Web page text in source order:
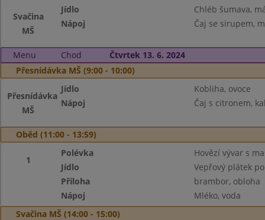
Svačina
MŠ
Jídlo
Chléb šumava,
Nápoj
Čaj se sirupem,
Menu Chod
Čtvrtek 13. 6. 2024
Přesnídávka MŠ (9:00 - 10:00)
Přesnídávka
MŠ
Jídlo
Kobliha, ovoce
Nápoj
Čaj s citronem,
Oběd (11:00 - 13:59)
1
Polévka
Hovězí vývar s
Jídlo
Vepřový plátek
Příloha
brambor, obloha
Nápoj
Mléko, voda
Svačina MŠ (14:00 - 15:00)